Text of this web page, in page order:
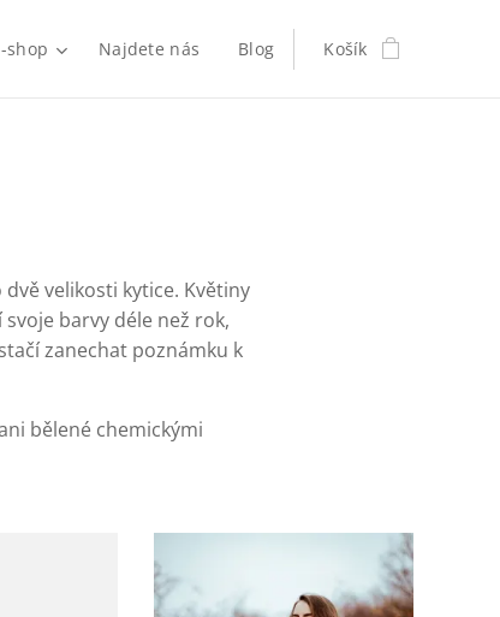
shop Najdete nás Blog Košík
velikosti kytice. Květiny
barvy déle než rok,
zanechat poznámku k
bělené chemickými